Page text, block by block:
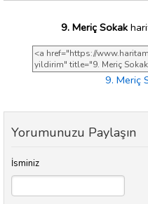
9. Meriç Sokak
9. Meriç
Yorumunuzu Paylaşın
İsminiz